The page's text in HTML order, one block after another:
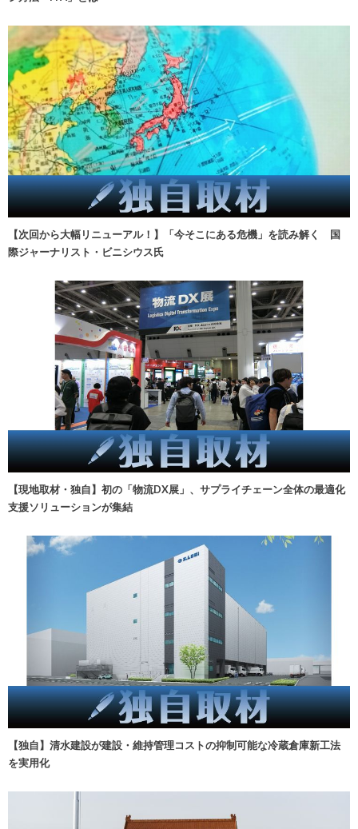
【次回から大幅リニューアル！】「今そこにある危機」を読み解く 国
際ジャーナリスト・ビニシウス氏
【現地取材・独自】初の「物流DX展」、サプライチェーン全体の最適化
支援ソリューションが集結
【独自】清水建設が建設・維持管理コストの抑制可能な冷蔵倉庫新工法
を実用化